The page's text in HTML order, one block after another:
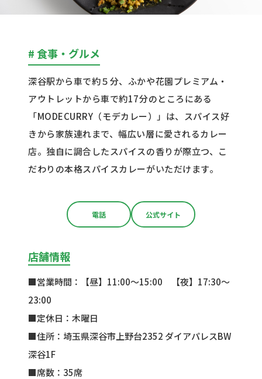
# 食事・グルメ
深谷駅から車で約５分、ふかや花園プレミアム・
アウトレットから車で約17分のところにある
「MODECURRY （モデカレー）」は、スパイス好
きから家族連れまで、幅広い層に愛されるカレー
店。独自に調合したスパイスの香りが際立つ、こ
だわりの本格スパイスカレーがいただけます。
電話 公式サイト
店舗情報
■営業時間：【昼】11:00〜15:00 【夜】17:30〜
23:00
■定休日：木曜日
■住所：埼玉県深谷市上野台2352 ダイアパレスBW
深谷1F
■席数：35席